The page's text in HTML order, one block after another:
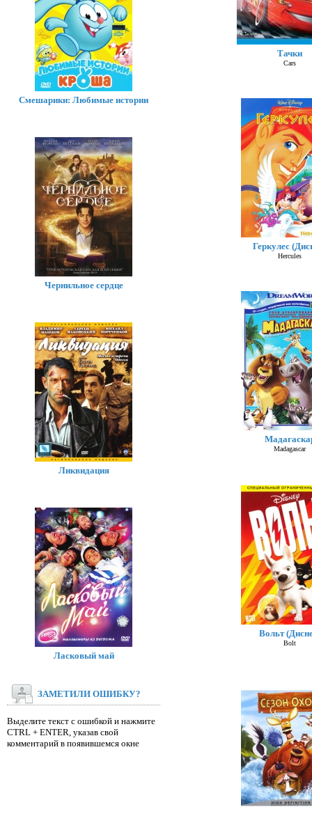
Тачки
Cars
Геркулес
Hercules
Madagascar
Вольт
Bolt
Смешарики: Любимые истории
Чернильное сердце
Ликвидация
Ласковый май
ЗАМЕТИЛИ ОШИБКУ?
Выделите текст с ошибкой и нажмите
CTRL + ENTER, указав свой
комментарий в появившемся окне